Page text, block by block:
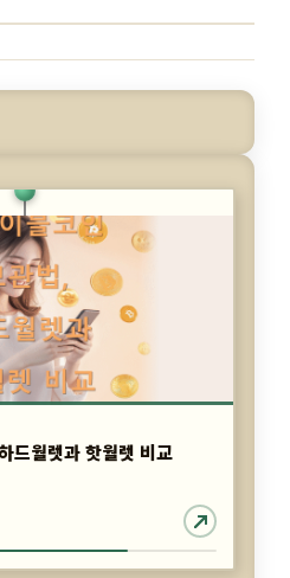
률, 6개월 실험기